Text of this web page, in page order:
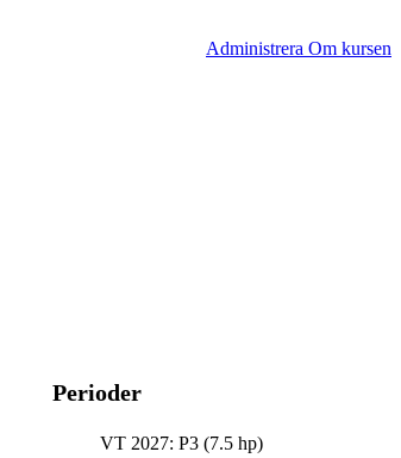
Administrera Om kursen
Perioder
VT 2027: P3 (7.5 hp)